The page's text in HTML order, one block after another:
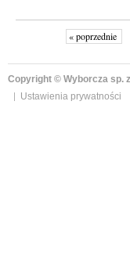
« poprzednie
Copyright © Wyborcza sp.
Ustawienia prywatności